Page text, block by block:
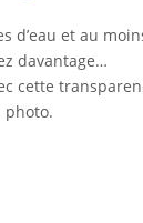
d’eau et au
davantage…
cette
photo.